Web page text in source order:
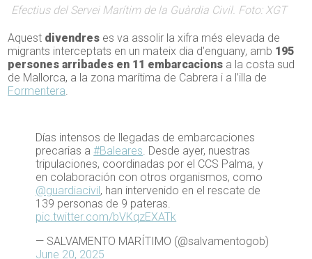
Efectius del Servei Marítim de la Guàrdia Civil. Foto: XGT
Aquest divendres es va assolir la xifra més elevada de
migrants interceptats en un mateix dia d’enguany, amb 195
persones arribades en 11 embarcacions a la costa sud
de Mallorca, a la zona marítima de Cabrera i a l’illa de
Formentera.
Días intensos de llegadas de embarcaciones
precarias a#Baleares. Desde ayer, nuestras
tripulaciones, coordinadas por el CCS Palma, y
en colaboración con otros organismos, como
@guardiacivil, han intervenido en el rescate de
139 personas de 9 pateras.
pic.twitter.com/bVKqzEXATk
— SALVAMENTO MARÍTIMO (@salvamentogob)
June 20, 2025